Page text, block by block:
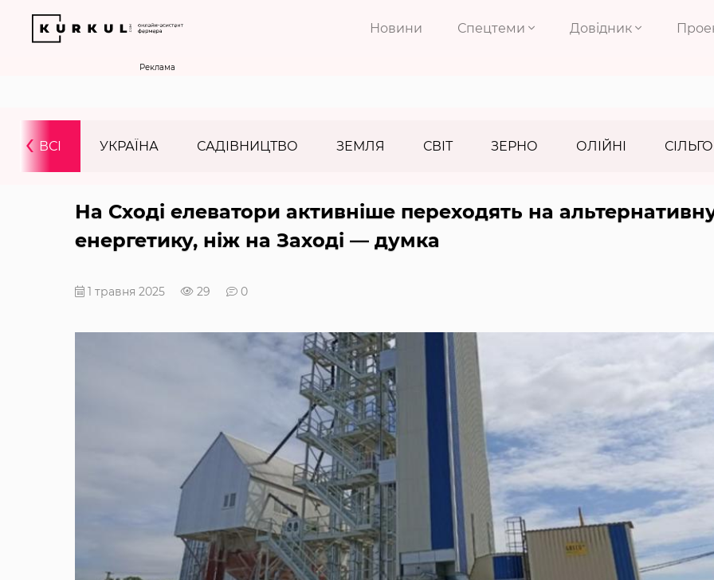
Новини Спецтеми Довідник
Реклама
ВСІ УКРАЇНА САДІВНИЦТВО ЗЕМЛЯ СВІТ ЗЕРНО ОЛІЙНІ
‹
На Сході елеватори активніше переходять на
енергетику, ніж на Заході — думка
1 травня 2025 29 0